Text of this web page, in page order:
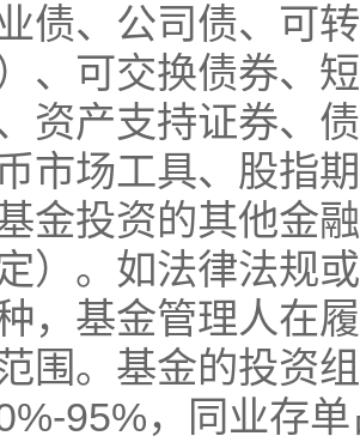
债、公司债、可
、可交换债券、
资产支持证券、
市场工具、股指
金投资的其他金
）。如法律法规
，基金管理人在
围。基金的投资
95%，同业存